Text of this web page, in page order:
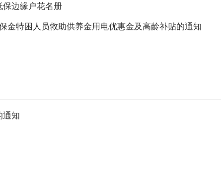
保边缘户花名册
金特困人员救助供养金用电优惠金及高龄补贴的通知
通知